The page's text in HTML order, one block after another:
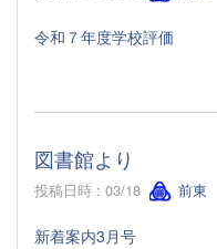
令和７年度学校評価
図書館より
投稿日時 : 03/18 前東
新着案内3月号